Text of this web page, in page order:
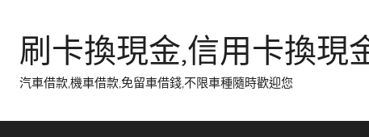
content刷卡換現金,信用卡換現
汽車借款,機車借款,免留車借錢,不限車種隨時歡迎您